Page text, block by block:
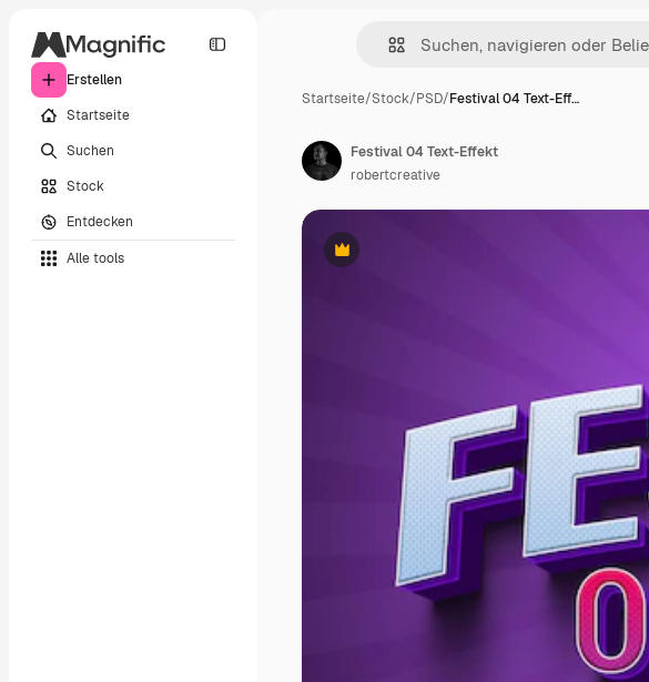
Erstellen
Startseite
Suchen
Stock
Entdecken
Alle tools
Startseite/Stock/PSD/Festival 04 Text-Eff…
Premium
Festival 04 Text-Effekt
robertcreative